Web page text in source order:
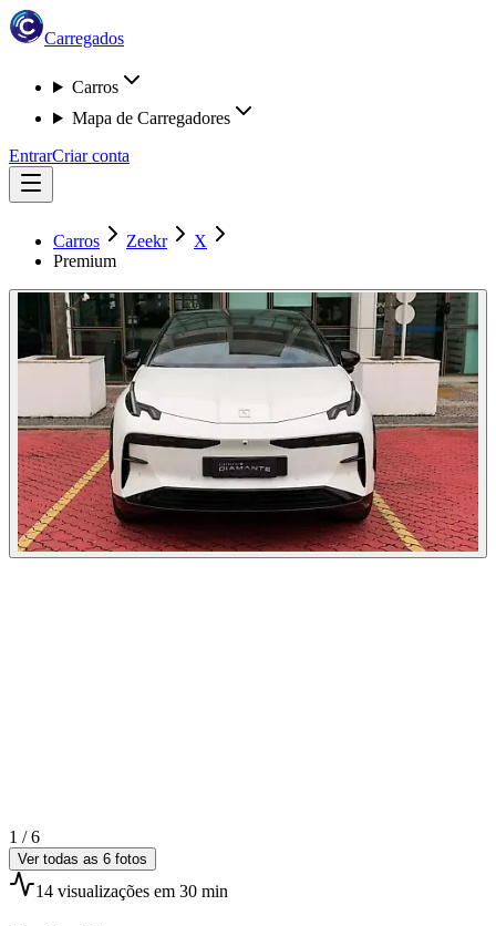
Carregados
Carros
Mapa de Carregadores
EntrarCriar conta
Carros Zeekr
X
Premium
1 /6
Ver todas as 6 fotos
14 visualizações em 30 min